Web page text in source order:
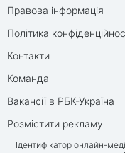
Правова інформація
Політика
Контакти
Команда
Вакансії в РБК-Україна
Розмістити рекламу
Ідентифікатор онлайн-